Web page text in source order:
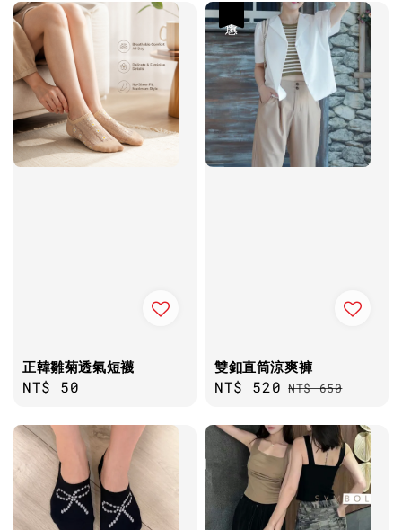
正韓雛菊透氣短襪
Regular
NT$ 50
雙釦直筒涼爽褲
Sale
NT$ 520 Regular
NT$ 650